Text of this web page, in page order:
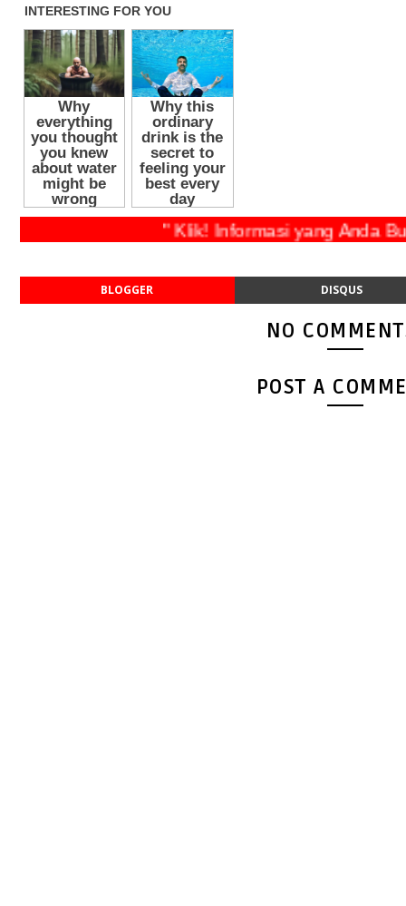
" Klik! Informasi yang Anda
BLOGGER DISQUS
NO
POST A